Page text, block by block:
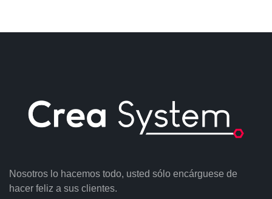
Nosotros lo hacemos todo, usted sólo encárguese de
hacer feliz a sus clientes.